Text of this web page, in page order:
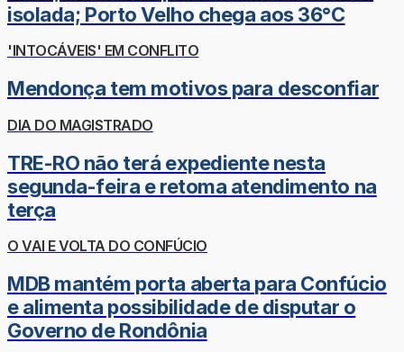
isolada; Porto Velho chega aos 36°C
'INTOCÁVEIS' EM CONFLITO
Mendonça tem motivos para desconfiar
DIA DO MAGISTRADO
TRE-RO não terá expediente nesta
segunda-feira e retoma atendimento na
terça
O VAI E VOLTA DO CONFÚCIO
MDB mantém porta aberta para Confúcio
e alimenta possibilidade de disputar o
Governo de Rondônia